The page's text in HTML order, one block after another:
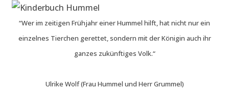
“Wer im zeitigen Frühjahr einer Hummel hilft, hat nicht nur ein
einzelnes Tierchen gerettet, sondern mit der Königin auch ihr
ganzes zukünftiges Volk.“
Ulrike Wolf (Frau Hummel und Herr Grummel)